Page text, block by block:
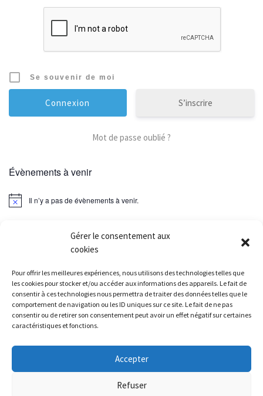
Gérer le consentement aux
cookies
Pour offrir les meilleures expériences, nous utilisons des technologies telles que
les cookies pour stocker et/ou accéder aux informations des appareils. Le fait de
consentir à ces technologies nous permettra de traiter des données telles que le
comportement de navigation ou les ID uniques sur ce site. Le fait de ne pas
consentir ou de retirer son consentement peut avoir un effet négatif sur certaines
caractéristiques et fonctions.
Accepter
Refuser
Se souvenir de moi
S’inscrire
Mot de passe oublié ?
Évènements à venir
Il n’y a pas de évènements à venir.
Parcourir les articles
RETOUR À LA LISTE DES
– Tous droits réservés